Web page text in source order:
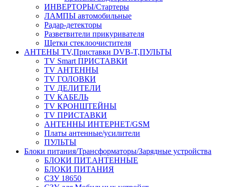
ИНВЕРТОРЫ/Стартеры
ЛАМПЫ автомобильные
Радар-детекторы
Разветвители прикуривателя
Щетки стеклоочистителя
АНТЕНЫ ТV,Приставки DVB-T,ПУЛЬТЫ
TV Smart ПРИСТАВКИ
TV АНТЕННЫ
TV ГОЛОВКИ
TV ДЕЛИТЕЛИ
TV КАБЕЛЬ
TV КРОНШТЕЙНЫ
TV ПРИСТАВКИ
АНТЕННЫ ИНТЕРНЕТ/GSM
Платы антенные/усилители
ПУЛЬТЫ
Блоки питания/Трансформаторы/Зарядные устройства
БЛОКИ ПИТ.АНТЕННЫЕ
БЛОКИ ПИТАНИЯ
СЗУ 18650